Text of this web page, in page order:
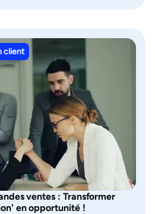
client
ventes : Transformer
en opportunité !